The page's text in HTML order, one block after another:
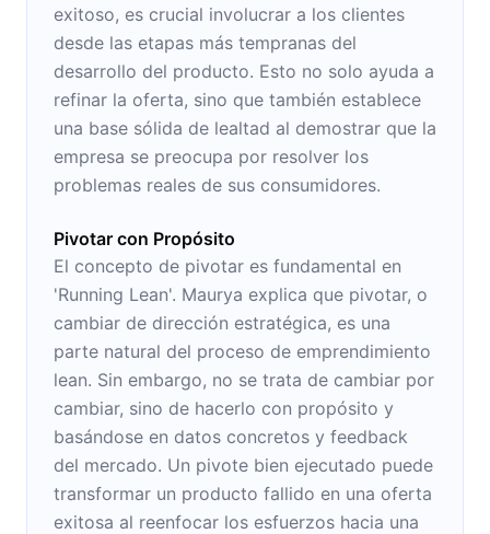
exitoso, es crucial involucrar a los clientes
desde las etapas más tempranas del
desarrollo del producto. Esto no solo ayuda a
refinar la oferta, sino que también establece
una base sólida de lealtad al demostrar que la
empresa se preocupa por resolver los
problemas reales de sus consumidores.
Pivotar con Propósito
El concepto de pivotar es fundamental en
'Running Lean'. Maurya explica que pivotar, o
cambiar de dirección estratégica, es una
parte natural del proceso de emprendimiento
lean. Sin embargo, no se trata de cambiar por
cambiar, sino de hacerlo con propósito y
basándose en datos concretos y feedback
del mercado. Un pivote bien ejecutado puede
transformar un producto fallido en una oferta
exitosa al reenfocar los esfuerzos hacia una